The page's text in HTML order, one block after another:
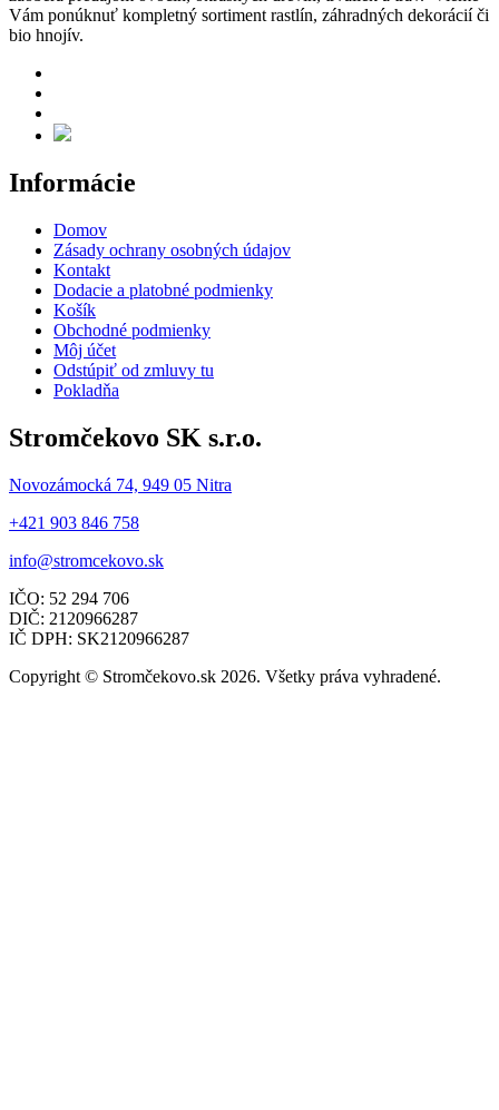
Vám ponúknuť kompletný sortiment rastlín, záhradných dekorácií či
bio hnojív.
Informácie
Domov
Zásady ochrany osobných údajov
Kontakt
Dodacie a platobné podmienky
Košík
Obchodné podmienky
Môj účet
Odstúpiť od zmluvy tu
Pokladňa
Stromčekovo SK s.r.o.
Novozámocká 74, 949 05 Nitra
+421 903 846 758
info@stromcekovo.sk
IČO: 52 294 706
DIČ: 2120966287
IČ DPH: SK2120966287
Copyright © Stromčekovo.sk 2026. Všetky práva vyhradené.